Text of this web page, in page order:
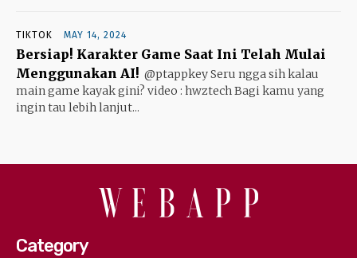
TIKTOK MAY 14, 2024
Bersiap! Karakter Game Saat Ini Telah Mulai
Menggunakan AI! @ptappkey Seru ngga sih kalau
main game kayak gini? video : hwztech Bagi kamu yang
ingin tau lebih lanjut...
Category